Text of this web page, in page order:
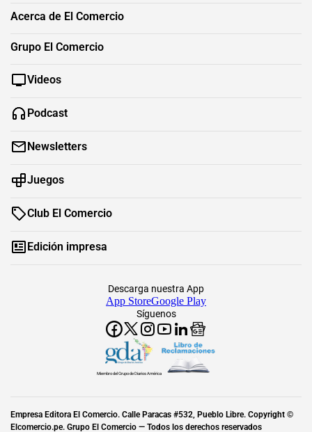
Acerca de El Comercio
Grupo El Comercio
Videos
Podcast
Newsletters
Juegos
Club El Comercio
Edición impresa
Síguenos
Descarga nuestra App
App StoreGoogle Play
Miembro del Grupo de Diarios América
Empresa Editora El Comercio. Calle Paracas #532, Pueblo Libre. Copyright ©
Elcomercio.pe. Grupo El Comercio — Todos los derechos reservados